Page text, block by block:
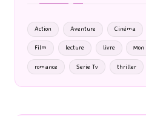
Action Aventure Cinéma
Film lecture livre
romance Serie Tv thriller